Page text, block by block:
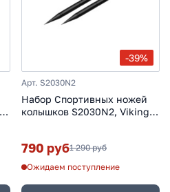
-39%
Арт. S2030N2
Набор Спортивных ножей
колышков S2030N2, Viking
790 руб1 290 руб
Ожидаем поступление